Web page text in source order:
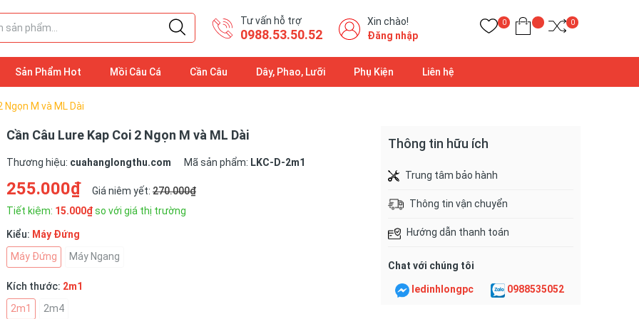
Tư vấn hỗ trợ
0988.53.50.52
Xin chào!
Đăng nhập
0 0
Sản Phẩm Hot Mồi Câu Cá Cần Câu Dây, Phao, Lưỡi Phụ Kiện Liên hệ
Ngọn M và ML Dài
Cần Câu Lure Kap Coi 2 Ngọn M và ML Dài
Thương hiệu: cuahanglongthu.com Mã sản phẩm: LKC-D-2m1
255.000₫ Giá niêm yết: 270.000₫
Tiết kiệm: 15.000₫so với giá thị trường
Kiểu: Máy Đứng
Máy Đứng
Máy Ngang
Kích thước: 2m1
2m1
2m4
Thông tin hữu ích
Trung tâm bảo hành
Thông tin vận chuyển
Hướng dẫn thanh toán
Chat với chúng tôi
ledinhlongpc 0988535052